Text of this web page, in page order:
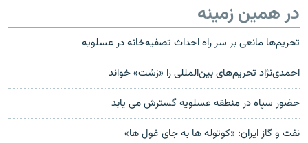
در همین زمینه
تحریم‌ها مانعی بر سر راه احداث تصفیه‌خانه در عسلویه
احمدی‌نژاد تحریم‌های بین‌المللی را «زشت» خواند
حضور سپاه در منطقه عسلویه گسترش می یابد
نفت و گاز ایران: «کوتوله ها به جای غول ها»